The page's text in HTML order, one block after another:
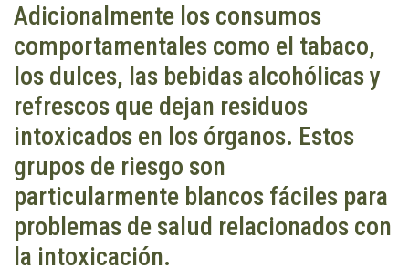
Adicionalmente los consumos
comportamentales como el tabaco,
los dulces, las bebidas alcohólicas y
refrescos que dejan residuos
intoxicados en los órganos. Estos
grupos de riesgo son
particularmente blancos fáciles para
problemas de salud relacionados con
la intoxicación.